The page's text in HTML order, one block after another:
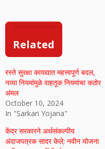
Related
रस्ते सुरक्षा कायद्यात महत्त्वपूर्ण बदल,
नव्या नियमांमुळे वाहतूक नियमांचा कठोर
अंमल
October 10, 2024
In "Sarkari Yojana"
केंद्र सरकारने अर्थसंकल्पीय
अंदाजपत्रक सादर केले; नवीन योजना